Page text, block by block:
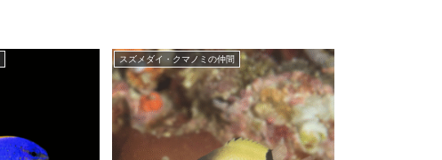
スズメダイ・クマノミの仲間